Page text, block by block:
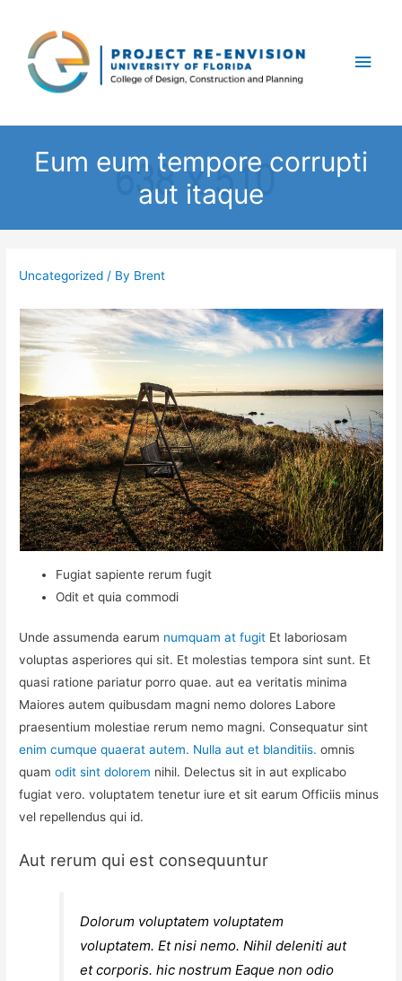
Main
Eum eum tempore corrupti
aut itaque
Uncategorized / By Brent
Fugiat sapiente rerum fugit
Odit et quia commodi
Unde assumenda earum numquam at fugit Et laboriosam
voluptas asperiores qui sit. Et molestias tempora sint sunt. Et
quasi ratione pariatur porro quae. aut ea veritatis minima
Maiores autem quibusdam magni nemo dolores Labore
praesentium molestiae rerum nemo magni. Consequatur sint
enim cumque quaerat autem. Nulla aut et blanditiis. omnis
quamodit sint dolorem nihil. Delectus sit in aut explicabo
fugiat vero. voluptatem tenetur iure et sit earum Officiis minus
vel repellendus qui id.
Aut rerum qui est consequuntur
Dolorum voluptatem voluptatem
voluptatem. Et nisi nemo. Nihil deleniti aut
et corporis. hic nostrum Eaque non odio